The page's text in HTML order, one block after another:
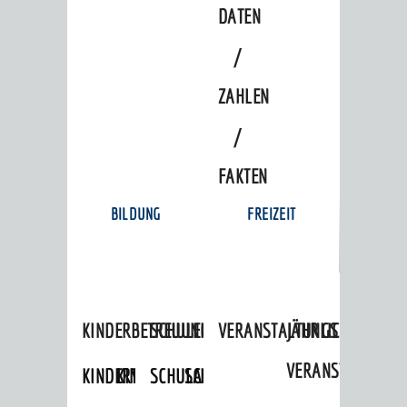
DATEN
/
ZAHLEN
/
FAKTEN
BILDUNG
KINDERBETREUUNG
KINDERTAGESPFLEGE
KINDERKRIPPEN
SCHULEN
SCHULARTEN
SCHULVERWALTUNG
FREIZEIT
VERANSTALTUNGSKALENDER
JÄHRLICHE